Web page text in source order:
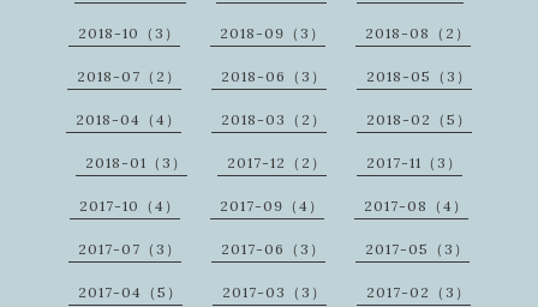
2018-10（3） 2018-09（3） 2018-08（2）
2018-07（2） 2018-06（3） 2018-05（3）
2018-04（4） 2018-03（2） 2018-02（5）
2018-01（3） 2017-12（2） 2017-11（3）
2017-10（4） 2017-09（4） 2017-08（4）
2017-07（3） 2017-06（3） 2017-05（3）
2017-04（5） 2017-03（3） 2017-02（3）